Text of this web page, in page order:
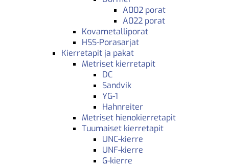
A002 porat
A022 porat
Kovametalliporat
HSS-Porasarjat
Kierretapit ja pakat
Metriset kierretapit
DC
Sandvik
YG-1
Hahnreiter
Metriset hienokierretapit
Tuumaiset kierretapit
UNC-kierre
UNF-kierre
G-kierre